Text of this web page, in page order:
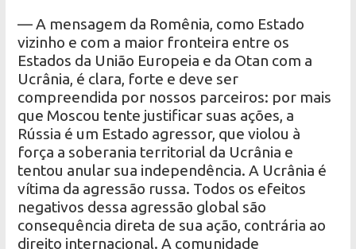
— A mensagem da Romênia, como Estado
vizinho e com a maior fronteira entre os
Estados da União Europeia e da Otan com a
Ucrânia, é clara, forte e deve ser
compreendida por nossos parceiros: por mais
que Moscou tente justificar suas ações, a
Rússia é um Estado agressor, que violou à
força a soberania territorial da Ucrânia e
tentou anular sua independência. A Ucrânia é
vítima da agressão russa. Todos os efeitos
negativos dessa agressão global são
consequência direta de sua ação, contrária ao
direito internacional. A comunidade